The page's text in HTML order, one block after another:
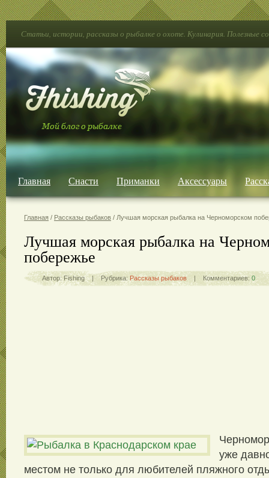
Статьи, истории, рассказы о рыбалке о охоте. Кулинария. Полезные
Главная Снасти Приманки Аксессуары
Главная / Рассказы рыбаков / Лучшая морская рыбалка на Черноморском
Лучшая морская рыбалка на
побережье
Автор: Fishing | Рубрика: Рассказы рыбаков | Комментариев: 0
уже
местом не только для любителей пляжного